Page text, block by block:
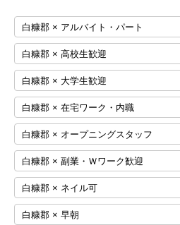
白糠郡 × アルバイト・パート
白糠郡 × 高校生歓迎
白糠郡 × 大学生歓迎
白糠郡 × 在宅ワーク・内職
白糠郡 × オープニングスタッフ
白糠郡 × 副業・Ｗワーク歓迎
白糠郡 × ネイル可
白糠郡 × 早朝